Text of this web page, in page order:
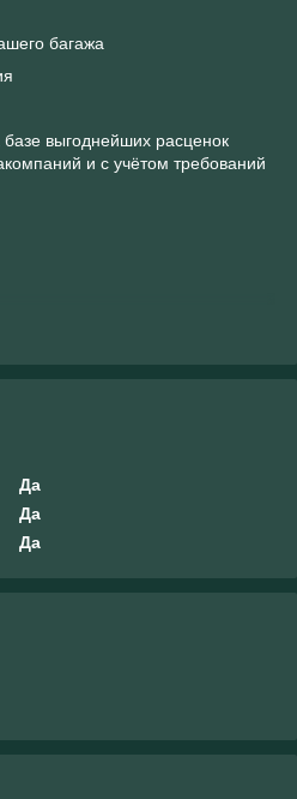
багажа
выгоднейших расценок
и с учётом требований
Да
Да
Да